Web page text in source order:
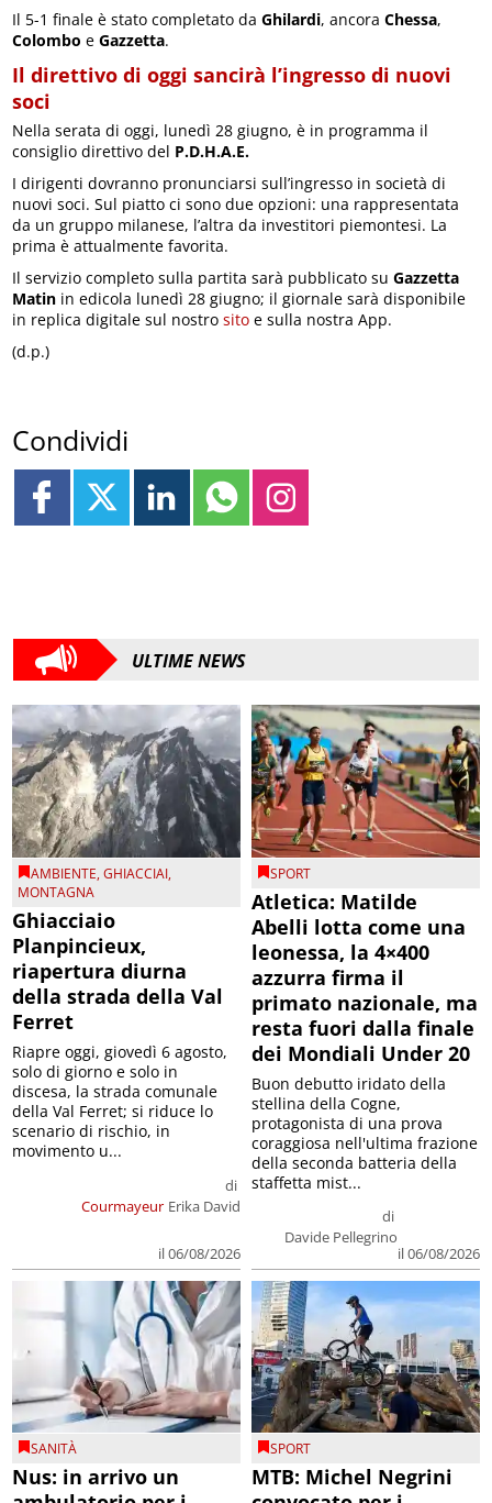
Il 5-1 finale è stato completato daGhilardi, ancoraChessa,
Colombo eGazzetta.
Il direttivo di oggi sancirà l’ingresso di nuovi
soci
Nella serata di oggi, lunedì 28 giugno, è in programma il
consiglio direttivo del P.D.H.A.E.
I dirigenti dovranno pronunciarsi sull’ingresso in società di
nuovi soci. Sul piatto ci sono due opzioni: una rappresentata
da un gruppo milanese, l’altra da investitori piemontesi. La
prima è attualmente favorita.
Il servizio completo sulla partita sarà pubblicato suGazzetta
Matin in edicola lunedì 28 giugno; il giornale sarà disponibile
in replica digitale sul nostro sito e sulla nostra App.
(d.p.)
Condividi
ULTIME NEWS
AMBIENTE,GHIACCIAI,
MONTAGNA
Ghiacciaio
Planpincieux,
riapertura diurna
della strada della Val
Ferret
Courmayeur
di
Erika David
il 06/08/2026
Riapre oggi, giovedì 6 agosto,
solo di giorno e solo in
discesa, la strada comunale
della Val Ferret; si riduce lo
scenario di rischio, in
movimento u...
SPORT
Atletica: Matilde
Abelli lotta come una
leonessa, la 4×400
azzurra firma il
primato nazionale, ma
resta fuori dalla finale
dei Mondiali Under 20
di
Davide Pellegrino
il 06/08/2026
Buon debutto iridato della
stellina della Cogne,
protagonista di una prova
coraggiosa nell'ultima frazione
della seconda batteria della
staffetta mist...
SANITÀ
Nus: in arrivo un
SPORT
MTB: Michel Negrini